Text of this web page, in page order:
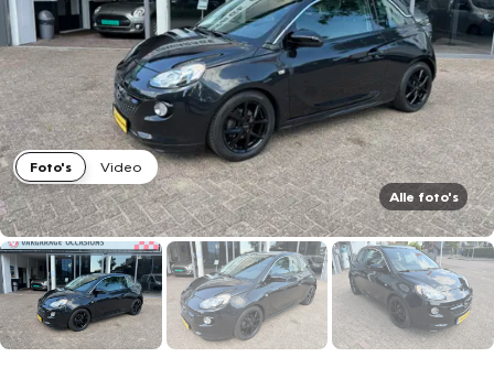
Foto's
Video
Alle foto's